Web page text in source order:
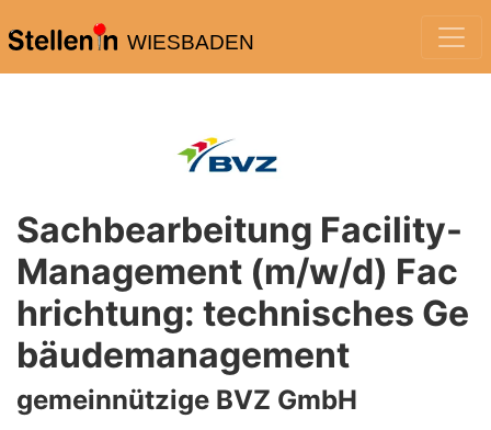
WIESBADEN
Sachbearbeitung Facility-
Management (m/w/d) Fac
hrichtung: technisches Ge
bäudemanagement
gemeinnützige BVZ GmbH